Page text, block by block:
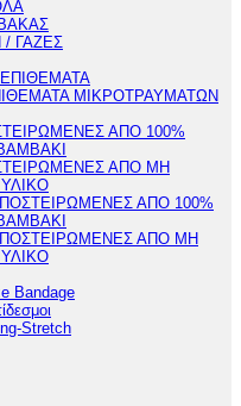
ΓΑΖΕΣ
ΜΙΚΡΟΤΡΑΥΜΑΤΩΝ
ΑΠΟ 100%
ΑΠΟ ΜΗ
ΑΠΟ 100%
ΑΠΟ ΜΗ
Bandage
Stretch